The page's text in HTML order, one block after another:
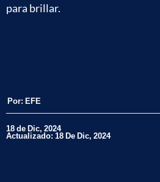
para brillar.
Por: EFE
18 de Dic, 2024
Actualizado: 18 De Dic, 2024